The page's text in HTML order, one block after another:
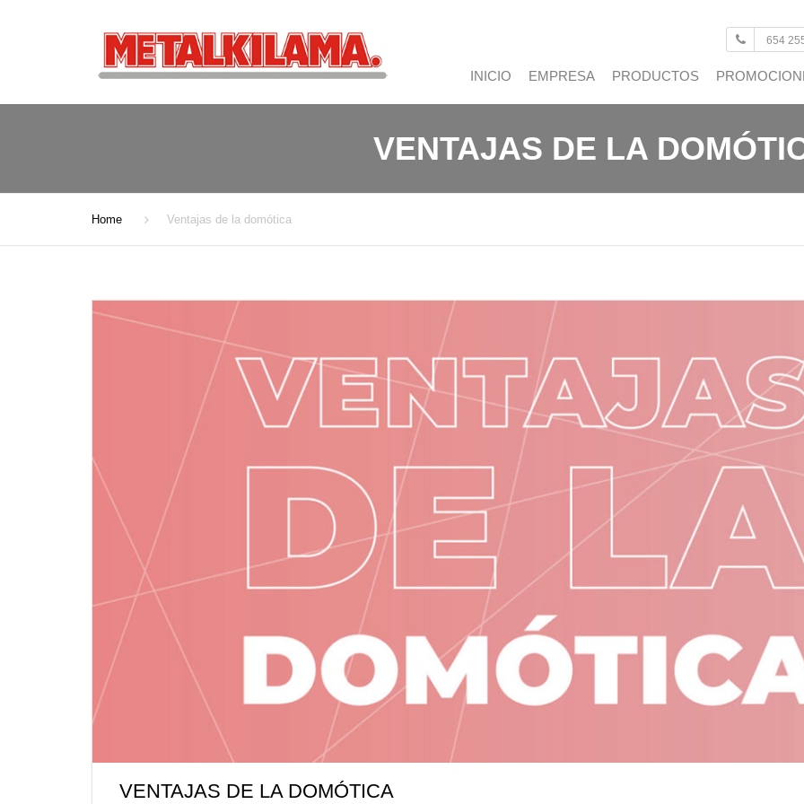
654
INICIO EMPRESA PRODUCTOS
VENTAJAS DE LA
Home Ventajas de la domótica
VENTAJAS DE LA DOMÓTICA